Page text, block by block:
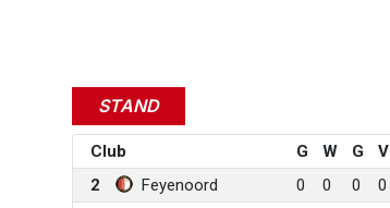
STAND
Club G W G V
2
Feyenoord 0 0 0 0